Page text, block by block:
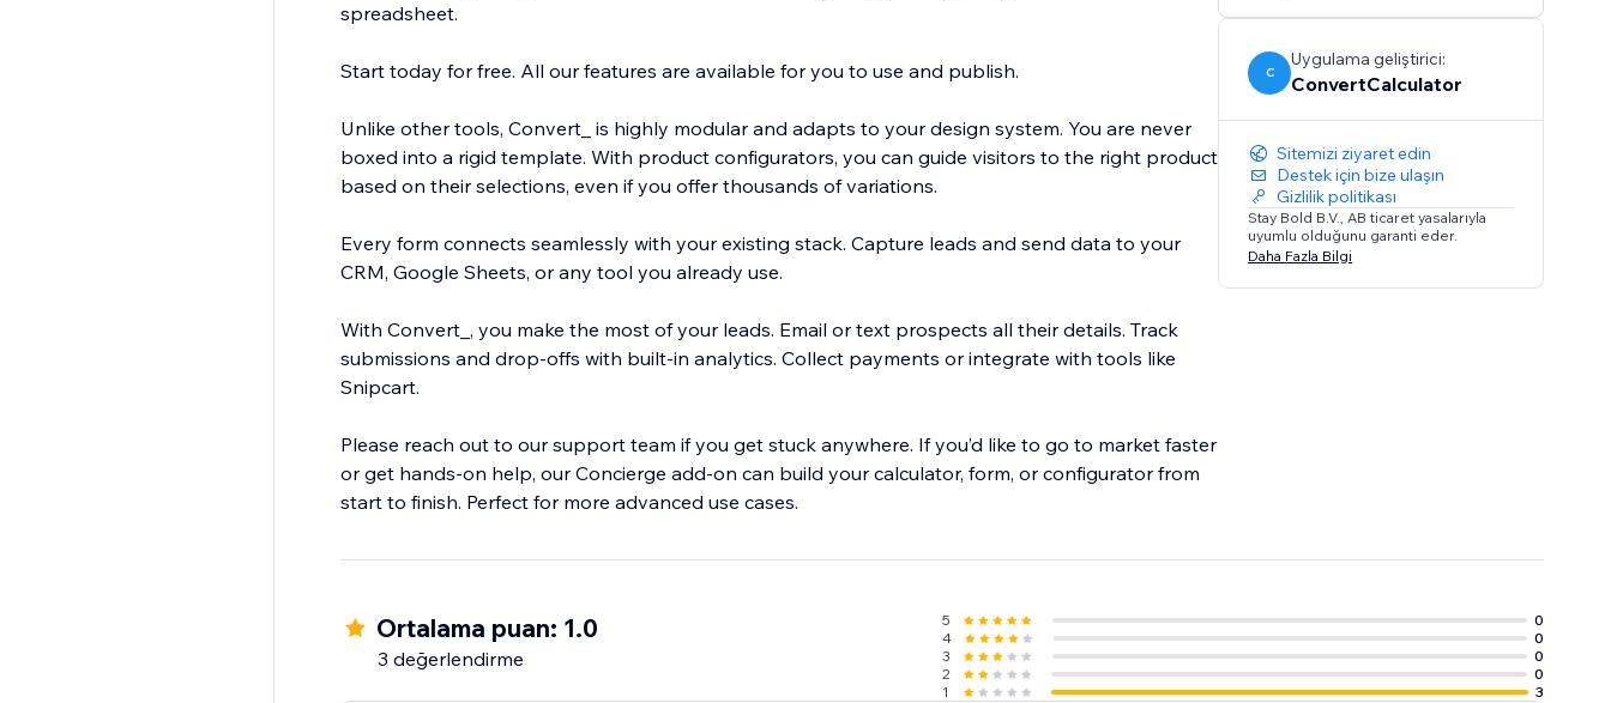
spreadsheet.
Start today for free. All our features are available for you to use and publish.
Unlike other tools, Convert_ is highly modular and adapts to your design system. You are never
boxed into a rigid template. With product configurators, you can guide visitors to the right product
based on their selections, even if you offer thousands of variations.
Every form connects seamlessly with your existing stack. Capture leads and send data to your
CRM, Google Sheets, or any tool you already use.
With Convert_, you make the most of your leads. Email or text prospects all their details. Track
submissions and drop-offs with built-in analytics. Collect payments or integrate with tools like
Snipcart.
Please reach out to our support team if you get stuck anywhere. If you’d like to go to market faster
or get hands-on help, our Concierge add-on can build your calculator, form, or configurator from
start to finish. Perfect for more advanced use cases.
C
Uygulama geliştirici:
ConvertCalculator
Sitemizi ziyaret edin
Destek için bize ulaşın
Gizlilik politikası
Stay Bold B.V., AB ticaret yasalarıyla
uyumlu olduğunu garanti eder.
Daha Fazla Bilgi
Ortalama puan: 1.0
3 değerlendirme
5
0
4
0
3
0
2
0
1
3